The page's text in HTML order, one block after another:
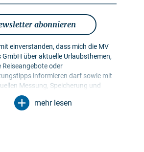
abonnieren
einverstanden, dass mich die MV
Urlaubsthemen,
Reiseangebote oder
informieren darf sowie mit
Messung, Speicherung und
von Öffnungs- und Klickraten in
zu Zwecken der Gestaltung
mehr lesen